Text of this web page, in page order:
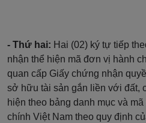
- Thứ hai: Hai (02) ký tự tiếp
nhận thể hiện mã đơn vị hành
quan cấp Giấy chứng nhận
sở hữu tài sản gắn liền với đất,
hiện theo bảng danh mục và
chính Việt Nam theo quy định